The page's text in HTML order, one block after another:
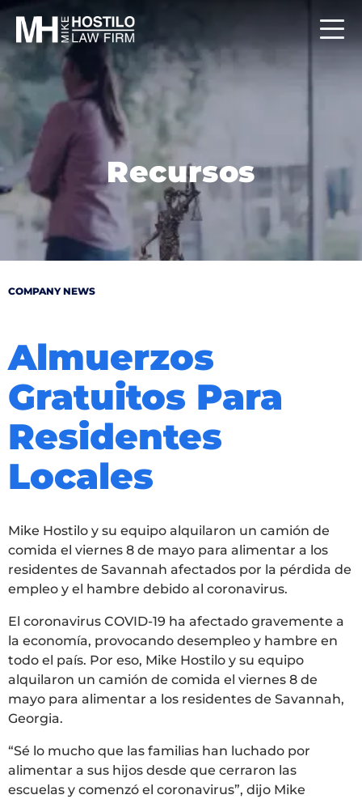
Recursos
COMPANY NEWS
Almuerzos
Gratuitos Para
Residentes
Locales
Mike Hostilo y su equipo alquilaron un camión de
comida el viernes 8 de mayo para alimentar a los
residentes de Savannah afectados por la pérdida de
empleo y el hambre debido al coronavirus.
El coronavirus COVID-19 ha afectado gravemente a
la economía, provocando desempleo y hambre en
todo el país. Por eso, Mike Hostilo y su equipo
alquilaron un camión de comida el viernes 8 de
mayo para alimentar a los residentes de Savannah,
Georgia.
“Sé lo mucho que las familias han luchado por
alimentar a sus hijos desde que cerraron las
escuelas y comenzó el coronavirus”, dijo Mike